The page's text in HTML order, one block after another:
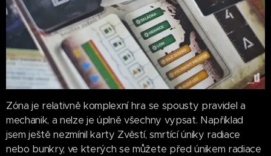
Zóna je relativně komplexní hra se spousty pravidel a
mechanik, a nelze je úplně všechny vypsat. Například
jsem ještě nezmínil karty Zvěstí, smrtící úniky radiace
nebo bunkry, ve kterých se můžete před únikem radiace